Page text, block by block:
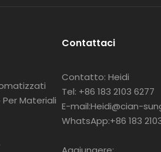
Materiali
Contattaci
Contatto: Heidi
Tel: +86 183 2103 6277
E-mail:Heidi@cian-
WhatsApp:+86 183